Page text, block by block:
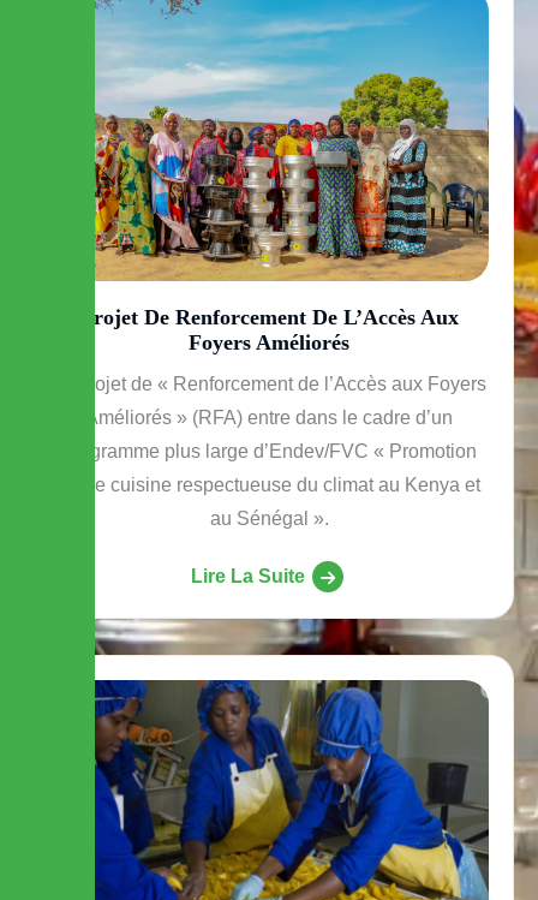
Projet De Renforcement De L’Accès Aux
Foyers Améliorés
Le projet de « Renforcement de l’Accès aux Foyers
Améliorés » (RFA) entre dans le cadre d’un
programme plus large d’Endev/FVC « Promotion
d’une cuisine respectueuse du climat au Kenya et
au Sénégal ».
Lire La Suite